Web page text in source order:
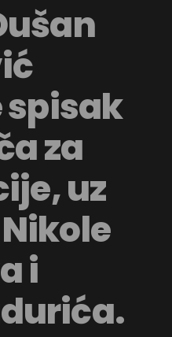
spisak
za
uz
i